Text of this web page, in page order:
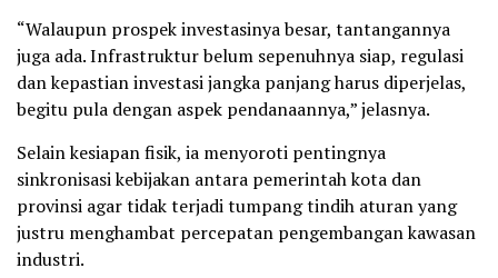
“Walaupun prospek investasinya besar, tantangannya
juga ada. Infrastruktur belum sepenuhnya siap, regulasi
dan kepastian investasi jangka panjang harus diperjelas,
begitu pula dengan aspek pendanaannya,” jelasnya.
Selain kesiapan fisik, ia menyoroti pentingnya
sinkronisasi kebijakan antara pemerintah kota dan
provinsi agar tidak terjadi tumpang tindih aturan yang
justru menghambat percepatan pengembangan kawasan
industri.